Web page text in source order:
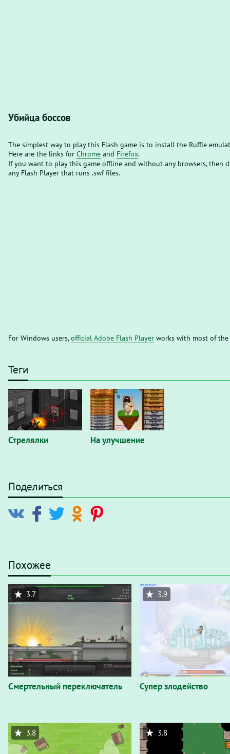
Убийца боссов
The simplest way to play this Flash game is to install the Ruffle
Here are the links for Chrome and Firefox.
If you want to play this game offline and without any browsers, then
any Flash Player that runs .swf files.
For Windows users,official Adobe Flash Player works with most of the
Теги
Стрелялки На улучшение
Поделиться
Похожее
Смертельный переключатель
3.7
Супер злодейство
3.9
3.8 3.8